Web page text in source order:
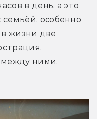
в день, а это
семьёй, особенно
в жизни две
между ними.